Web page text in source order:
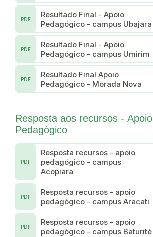
Resultado Final - Apoio
Pedagógico - campus Ubajara
PDF
Resultado Final - Apoio
Pedagógico - campus Umirim
PDF
Resultado Final Apoio
Pedagógico - Morada Nova
PDF
Resposta aos recursos - Apoio
Pedagógico
Resposta recursos - apoio
pedagógico - campus
Acopiara
PDF
Resposta recursos - apoio
pedagógico - campus Aracati
PDF
Resposta recursos - apoio
pedagógico - campus Baturité
PDF